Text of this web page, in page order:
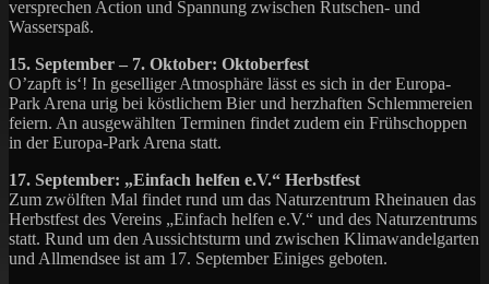
versprechen Action und Spannung zwischen Rutschen- und
Wasserspaß.
15. September – 7. Oktober: Oktoberfest
O’zapft is‘! In geselliger Atmosphäre lässt es sich in der Europa-
Park Arena urig bei köstlichem Bier und herzhaften Schlemmereien
feiern. An ausgewählten Terminen findet zudem ein Frühschoppen
in der Europa-Park Arena statt.
17. September: „Einfach helfen e.V.“ Herbstfest
Zum zwölften Mal findet rund um das Naturzentrum Rheinauen das
Herbstfest des Vereins „Einfach helfen e.V.“ und des Naturzentrums
statt. Rund um den Aussichtsturm und zwischen Klimawandelgarten
und Allmendsee ist am 17. September Einiges geboten.